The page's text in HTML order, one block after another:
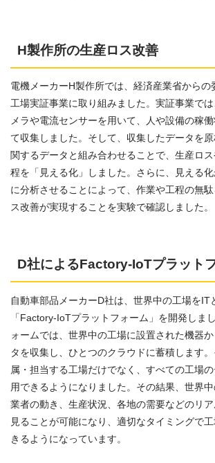
H製作所の生産ロス改善
電機メーカーH製作所では、経済産業省からの
工場実証事業に取り組みました。実証事業で
メラや電流センサーを用いて、人や設備の稼
て収集しました。そして、収集したデータを
関するデータと組み合わせることで、生産ロ
程を「見える化」しました。さらに、見える
に分析させることによって、作業や工程の無
ス改善が実現することを実験で確認しました。
D社によるFactory-IoTプラット
自動車部品メーカーD社は、世界中の工場をIT
「Factory-IoTプラットフォーム」を開発しま
ォームでは、世界中の工場に設置された機器
タを収集し、ひとつのクラウドに蓄積します
属・担当する工場だけでなく、すべての工場
用できるようになりました。その結果、世界
業者の動き、生産状況、各地の需要などのリ
見ることが可能になり、適切なタイミングで
きるようになっています。